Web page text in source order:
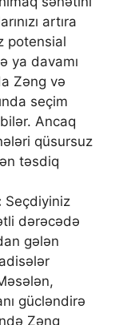
artıra
potensial
ya davamı
Zəng və
seçim
Ancaq
qüsursuz
təsdiq
Seçdiyiniz
dərəcədə
gələn
gücləndirə
Zəng